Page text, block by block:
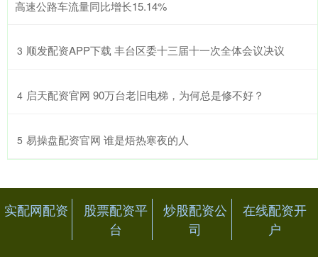
高速公路车流量同比增长15.14%
3 ​顺发配资APP下载 丰台区委十三届十一次全体会议决议
4 ​启天配资官网 90万台老旧电梯，为何总是修不好？
5 ​易操盘配资官网 谁是焐热寒夜的人
实配网配资
股票配资平
台
炒股配资公
司
在线配资开
户